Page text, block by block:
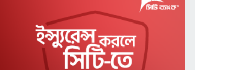
টানল পাকিস্তান
ঢাবির নারী শিক্ষার্থীদের
দাবির পক্ষে সর্ব মিত্র